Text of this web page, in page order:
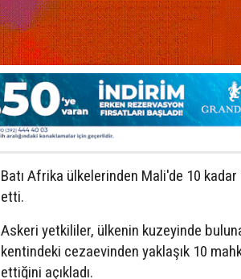
Batı Afrika ülkelerinden Mali'de 10
etti.
Askeri yetkililer, ülkenin kuzeyinde
kentindeki cezaevinden yaklaşık 10
ettiğini açıkladı.